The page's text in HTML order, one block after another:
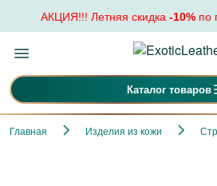
АКЦИЯ!!! Летняя скидка -10%по
Каталог товаров
Главная Изделия из кожи